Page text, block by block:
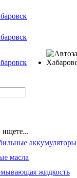
аккумуляторы
масла
жидкость